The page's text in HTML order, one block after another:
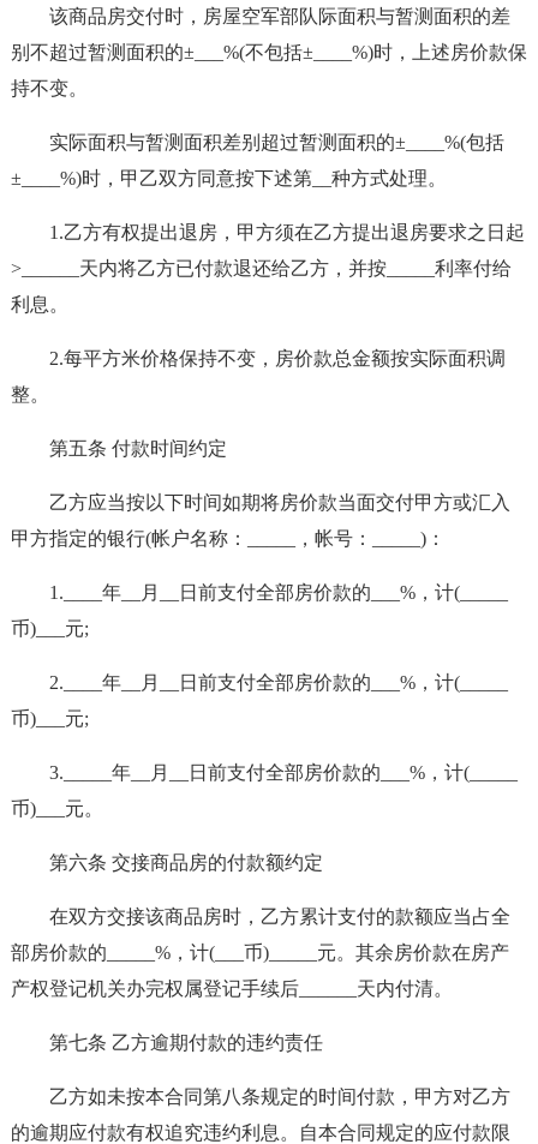
该商品房交付时，房屋空军部队际面积与暂测面积的差
别不超过暂测面积的±___%(不包括±____%)时，上述房价款保
持不变。
实际面积与暂测面积差别超过暂测面积的±____%(包括
±____%)时，甲乙双方同意按下述第__种方式处理。
1.乙方有权提出退房，甲方须在乙方提出退房要求之日起
>______天内将乙方已付款退还给乙方，并按_____利率付给
利息。
2.每平方米价格保持不变，房价款总金额按实际面积调
整。
第五条 付款时间约定
乙方应当按以下时间如期将房价款当面交付甲方或汇入
甲方指定的银行(帐户名称：_____，帐号：_____)：
1.____年__月__日前支付全部房价款的___%，计(_____
币)___元;
2.____年__月__日前支付全部房价款的___%，计(_____
币)___元;
3._____年__月__日前支付全部房价款的___%，计(_____
币)___元。
第六条 交接商品房的付款额约定
在双方交接该商品房时，乙方累计支付的款额应当占全
部房价款的_____%，计(___币)_____元。其余房价款在房产
产权登记机关办完权属登记手续后______天内付清。
第七条 乙方逾期付款的违约责任
乙方如未按本合同第八条规定的时间付款，甲方对乙方
的逾期应付款有权追究违约利息。自本合同规定的应付款限